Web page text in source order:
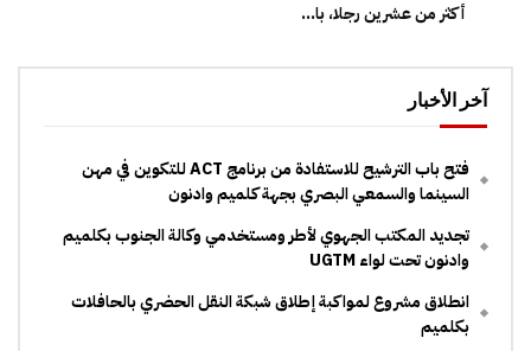
أكثر من عشرين رجلا، با...
آخر الأخبار
فتح باب الترشيح للاستفادة من برنامج ACT للتكوين في مهن
السينما والسمعي البصري بجهة كلميم وادنون
تجديد المكتب الجهوي لأطر ومستخدمي وكالة الجنوب بكلميم
وادنون تحت لواء UGTM
انطلاق مشروع لمواكبة إطلاق شبكة النقل الحضري بالحافلات
بكلميم